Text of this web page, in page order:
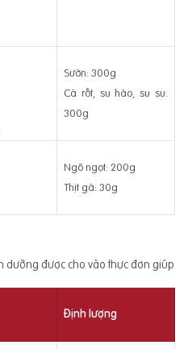
Sườn: 300g
Cà rốt, su hào, su su:
300g
Ngô ngọt: 200g
Thịt gà: 30g
dưỡng được cho vào thực đơn giúp
Định lượng